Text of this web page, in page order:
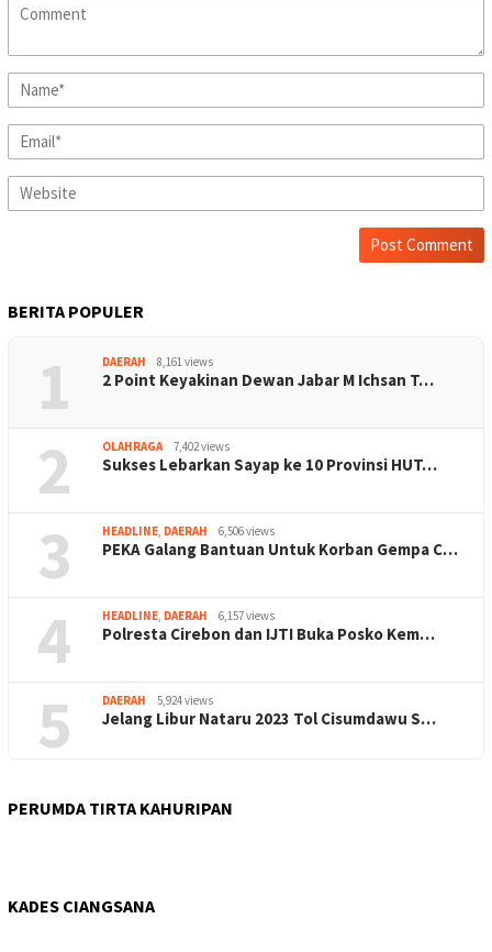
BERITA POPULER
1 DAERAH 8,161 views
2 Point Keyakinan Dewan Jabar M Ichsan T…
2 OLAHRAGA 7,402 views
Sukses Lebarkan Sayap ke 10 Provinsi HUT…
3 HEADLINE, DAERAH 6,506 views
PEKA Galang Bantuan Untuk Korban Gempa C…
4 HEADLINE, DAERAH 6,157 views
Polresta Cirebon dan IJTI Buka Posko Kem…
5 DAERAH 5,924 views
Jelang Libur Nataru 2023 Tol Cisumdawu S…
PERUMDA TIRTA KAHURIPAN
KADES CIANGSANA